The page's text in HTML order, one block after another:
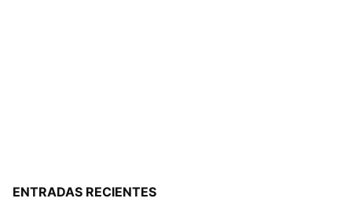
ENTRADAS RECIENTES